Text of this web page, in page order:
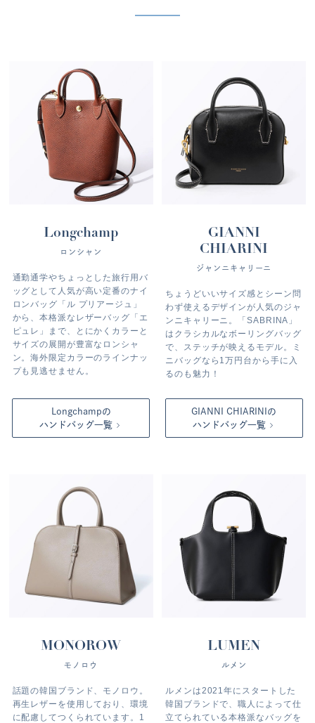
Longchamp
ロンシャン
通勤通学やちょっとした旅行用バ
ッグとして人気が高い定番のナイ
ロンバッグ「ル プリアージュ」
から、本格派なレザーバッグ「エ
ピュレ」まで、とにかくカラーと
サイズの展開が豊富なロンシャ
ン。海外限定カラーのラインナッ
プも見逃せません。
Longchampの
ハンドバッグ一覧
GIANNI
CHIARINI
ジャンニキャリーニ
ちょうどいいサイズ感とシーン問
わず使えるデザインが人気のジャ
ンニキャリーニ。「SABRINA」
はクラシカルなボーリングバッグ
で、ステッチが映えるモデル。ミ
ニバッグなら1万円台から手に入
るのも魅力！
GIANNICHIARINIの
ハンドバッグ一覧
MONOROW
モノロウ
話題の韓国ブランド、モノロウ。
再生レザーを使用しており、環境
に配慮してつくられています。1
LUMEN
ルメン
ルメンは2021年にスタートした
韓国ブランドで、職人によって仕
立てられている本格派なバッグを